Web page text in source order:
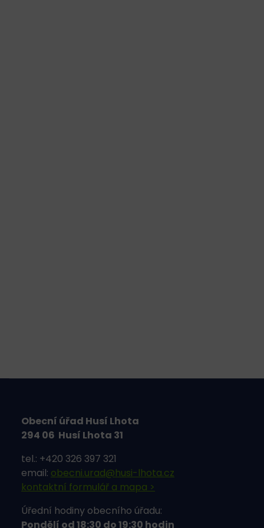
Obecní úřad Husí Lhota
294 06 Husí Lhota 31
tel.: +420 326 397 321
email: obecni.urad@husi-lhota.cz
kontaktní formulář a mapa >
Úřední hodiny obecního úřadu:
Pondělí od 18:30 do 19:30 hodin